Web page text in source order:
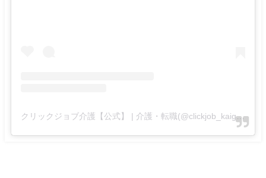
クリックジョブ介護【公式】 | 介護・転職(@clickjob_kaigo_official)がシェアした投稿